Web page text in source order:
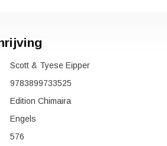
Scott & Tyese Eipper
9783899733525
Edition Chimaira
Engels
576